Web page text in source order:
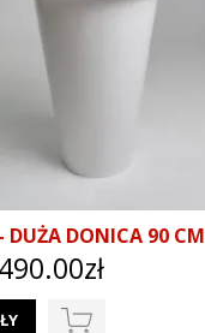
DUŻA DONICA 90 CM
490.00zł